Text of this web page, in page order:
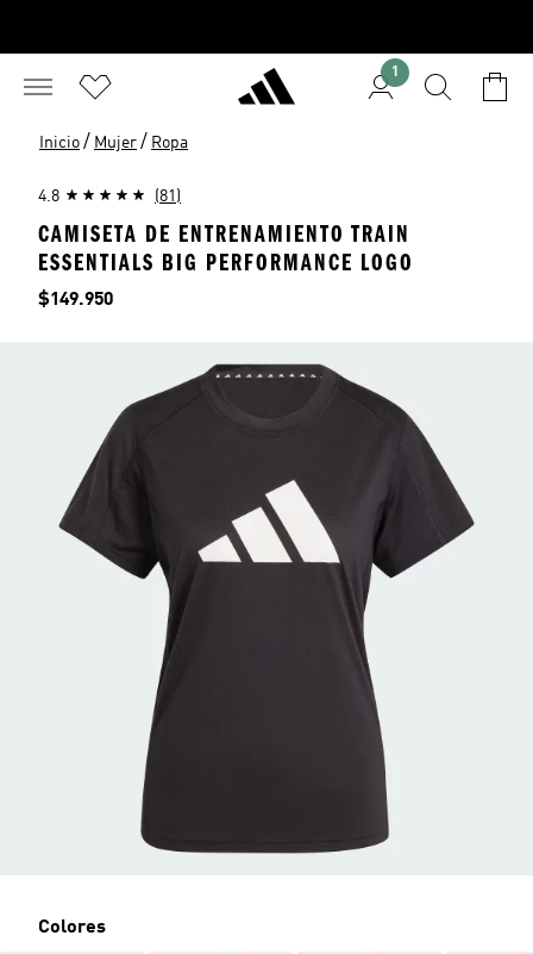
1
Inicio / Mujer / Ropa
4.8 (81)
CAMISETA DE ENTRENAMIENTO TRAIN
ESSENTIALS BIG PERFORMANCE LOGO
Precio
$149.950
Colores